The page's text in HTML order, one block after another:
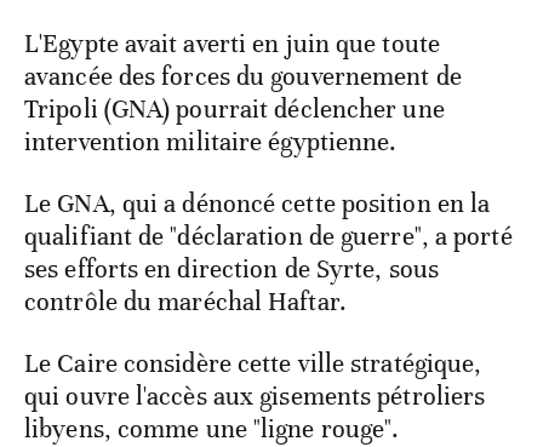
L'Egypte avait averti en juin que toute
avancée des forces du gouvernement de
Tripoli (GNA) pourrait déclencher une
intervention militaire égyptienne.
Le GNA, qui a dénoncé cette position en la
qualifiant de "déclaration de guerre", a porté
ses efforts en direction de Syrte, sous
contrôle du maréchal Haftar.
Le Caire considère cette ville stratégique,
qui ouvre l'accès aux gisements pétroliers
libyens, comme une "ligne rouge".